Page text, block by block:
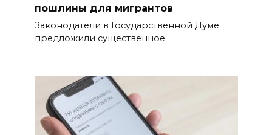
пошлины для мигрантов
Законодатели в Государственной Думе
предложили существенное